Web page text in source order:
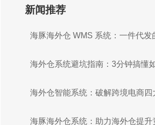
新闻推荐
海豚海外仓 WMS 系统：一件代发
海外仓系统避坑指南：3分钟搞懂
海外仓智能系统：破解跨境电商
海豚海外仓系统：助力海外仓提升